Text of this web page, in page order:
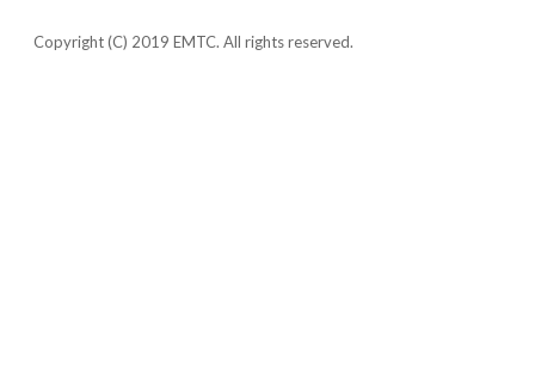
Copyright (C) 2019 EMTC. All rights reserved.